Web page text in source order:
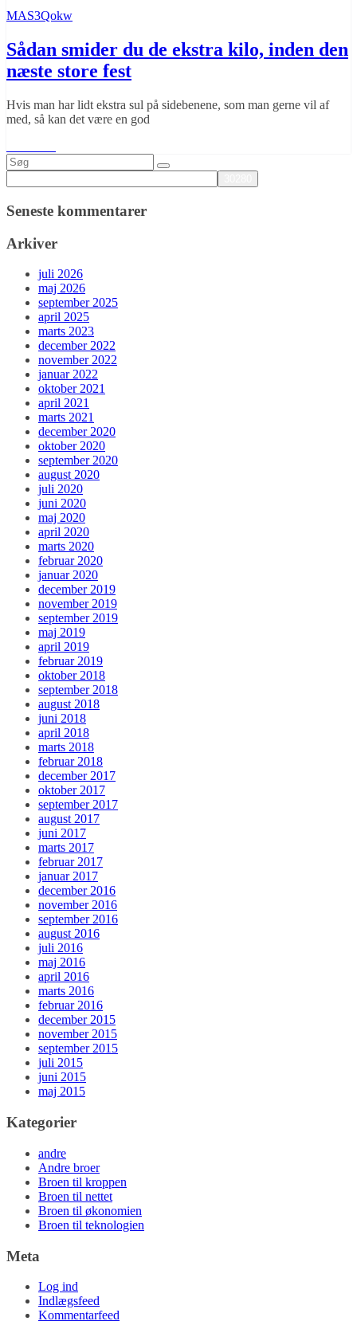
MAS3Qokw
Sådan smider du de ekstra kilo, inden den
næste store fest
Hvis man har lidt ekstra sul på sidebenene, som man gerne vil af
med, så kan det være en god
Seneste kommentarer
Arkiver
juli 2026
maj 2026
september 2025
april 2025
marts 2023
december 2022
november 2022
januar 2022
oktober 2021
april 2021
marts 2021
december 2020
oktober 2020
september 2020
august 2020
juli 2020
juni 2020
maj 2020
april 2020
marts 2020
februar 2020
januar 2020
december 2019
november 2019
september 2019
maj 2019
april 2019
februar 2019
oktober 2018
september 2018
august 2018
juni 2018
april 2018
marts 2018
februar 2018
december 2017
oktober 2017
september 2017
august 2017
juni 2017
marts 2017
februar 2017
januar 2017
december 2016
november 2016
september 2016
august 2016
juli 2016
maj 2016
april 2016
marts 2016
februar 2016
december 2015
november 2015
september 2015
juli 2015
juni 2015
maj 2015
Kategorier
andre
Andre broer
Broen til kroppen
Broen til nettet
Broen til økonomien
Broen til teknologien
Meta
Log ind
Indlægsfeed
Kommentarfeed